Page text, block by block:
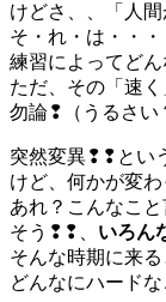
けどさ、、「人
そ・れ・は・・・
練習によってど
ただ、その「速
勿論❢（うるさい
突然変異❢❢とい
けど、何かが変
あれ？こんなこ
そう❢❢、 いろん
そんな時期に来
どんなにハード